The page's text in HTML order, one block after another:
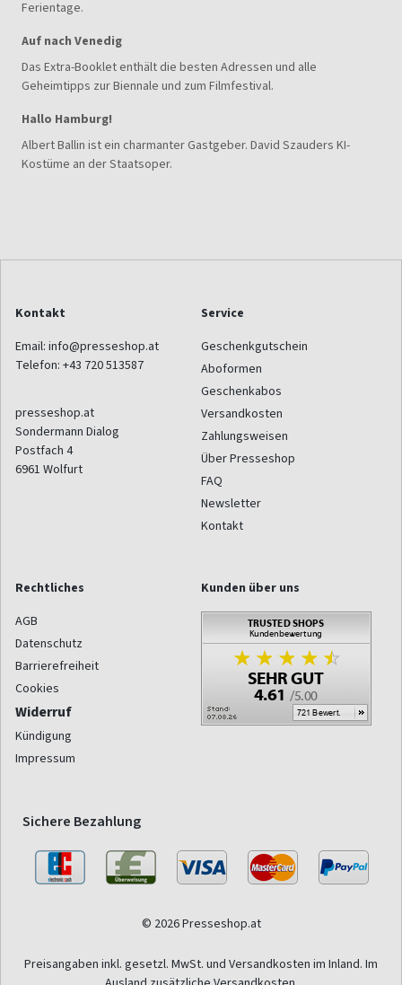
Ferientage.
Auf nach Venedig
Das Extra-Booklet enthält die besten Adressen und alle
Geheimtipps zur Biennale und zum Filmfestival.
Hallo Hamburg!
Albert Ballin ist ein charmanter Gastgeber. David Szauders KI-
Kostüme an der Staatsoper.
Kontakt
Email: info@presseshop.at
Telefon: +43 720 513587
presseshop.at
Sondermann Dialog
Postfach 4
6961 Wolfurt
Service
Geschenkgutschein
Aboformen
Geschenkabos
Versandkosten
Zahlungsweisen
Über Presseshop
FAQ
Newsletter
Kontakt
Rechtliches
AGB
Datenschutz
Barrierefreiheit
Cookies
Widerruf
Kündigung
Impressum
Kunden über uns
Sichere Bezahlung
© 2026 Presseshop.at
Preisangaben inkl. gesetzl. MwSt. und Versandkosten im Inland. Im